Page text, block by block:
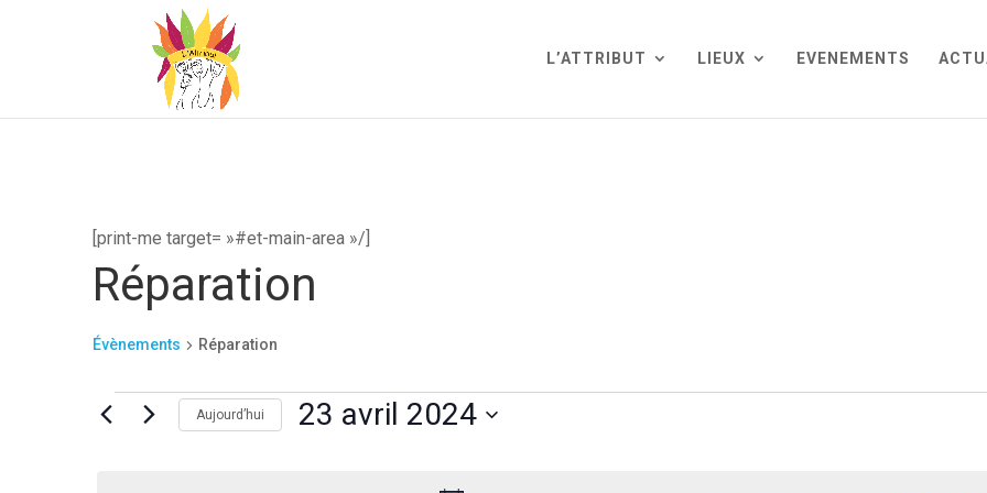
L’ATTRIBUT LIEUX EVENEMENTS
[print-me target= »#et-main-area »/]
Réparation
Évènements Réparation
Évènements Aujourd’hui 23 avril 2024